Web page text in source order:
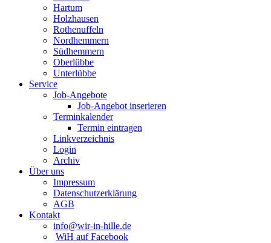
Hartum
Holzhausen
Rothenuffeln
Nordhemmern
Südhemmern
Oberlübbe
Unterlübbe
Service
Job-Angebote
Job-Angebot inserieren
Terminkalender
Termin eintragen
Linkverzeichnis
Login
Archiv
Über uns
Impressum
Datenschutzerklärung
AGB
Kontakt
info@wir-in-hille.de
WiH auf Facebook